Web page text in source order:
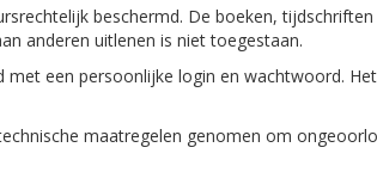
beschermd. De boeken,
anderen uitlenen is niet toegestaan.
met een persoonlijke login en wachtwoord.
maatregelen genomen om